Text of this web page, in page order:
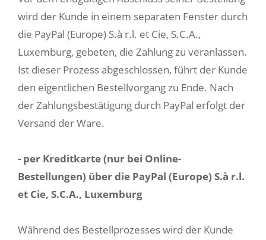
wird der Kunde in einem separaten Fenster durch
die PayPal (Europe) S.à r.l. et Cie, S.C.A.,
Luxemburg, gebeten, die Zahlung zu veranlassen.
Ist dieser Prozess abgeschlossen, führt der Kunde
den eigentlichen Bestellvorgang zu Ende. Nach
der Zahlungsbestätigung durch PayPal erfolgt der
Versand der Ware.
- per Kreditkarte (nur bei Online-
Bestellungen) über die PayPal (Europe) S.à r.l.
et Cie, S.C.A., Luxemburg
Während des Bestellprozesses wird der Kunde